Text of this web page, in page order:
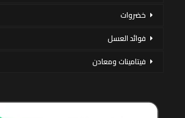
خضروات
فوائد العسل
فيتامينات ومعادن